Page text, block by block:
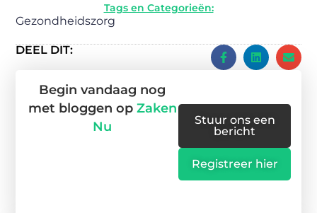
Tags en Categorieën:
Gezondheidszorg
DEEL DIT:
Begin vandaag nog
met bloggen op Zaken
Nu
Stuur ons een
bericht
Registreer hier